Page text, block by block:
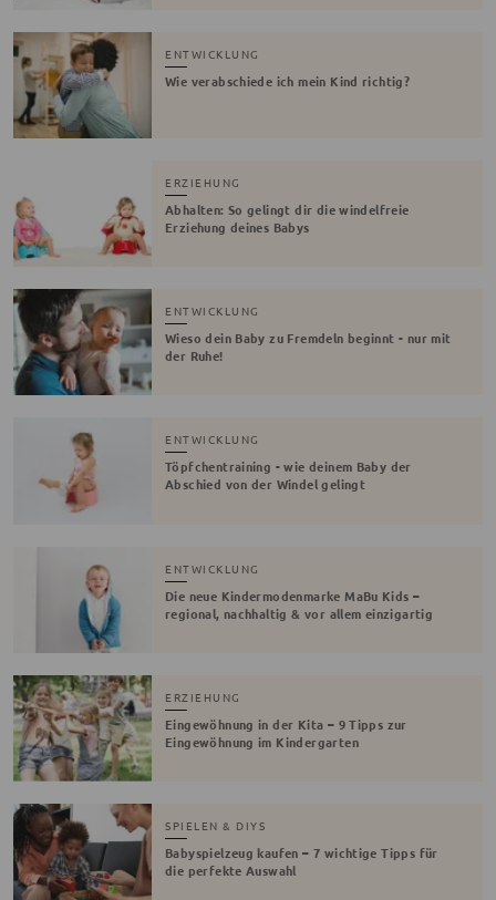
ENTWICKLUNG
Wie verabschiede ich mein Kind richtig?
ERZIEHUNG
Abhalten: So gelingt dir die windelfreie
Erziehung deines Babys
ENTWICKLUNG
Wieso dein Baby zu Fremdeln beginnt - nur mit
der Ruhe!
ENTWICKLUNG
Töpfchentraining - wie deinem Baby der
Abschied von der Windel gelingt
ENTWICKLUNG
Die neue Kindermodenmarke MaBu Kids –
regional, nachhaltig & vor allem einzigartig
ERZIEHUNG
Eingewöhnung in der Kita – 9 Tipps zur
Eingewöhnung im Kindergarten
SPIELEN & DIYS
Babyspielzeug kaufen – 7 wichtige Tipps für
die perfekte Auswahl